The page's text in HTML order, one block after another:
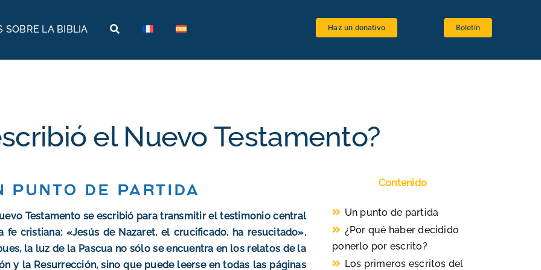
SOBRE LA BIBLIA
Egipto
Israel
Jordania
Turquía
Lenguas antiguas
La Biblia y el Magisterio
Haz un donativo Boletín
el Nuevo Testamento?
punto de partida
Testamento se escribió para transmitir el testimonio central
fe cristiana: «Jesús de Nazaret, el crucificado, ha resucitado».
la luz de la Pascua no sólo se encuentra en los relatos de la
y la Resurrección, sino que puede leerse en todas las páginas
Contenido
Un punto de partida
¿Por qué haber decidido
ponerlo por escrito?
Los primeros escritos del